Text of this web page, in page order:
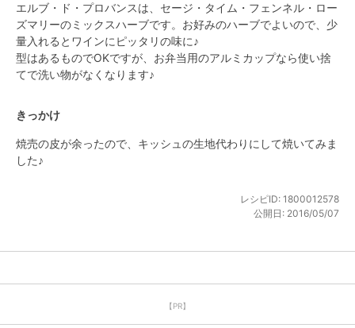
エルブ・ド・プロバンスは、セージ・タイム・フェンネル・ロー
ズマリーのミックスハーブです。お好みのハーブでよいので、少
量入れるとワインにピッタリの味に♪
型はあるものでOKですが、お弁当用のアルミカップなら使い捨
てで洗い物がなくなります♪
きっかけ
焼売の皮が余ったので、キッシュの生地代わりにして焼いてみま
した♪
レシピID: 1800012578
公開日: 2016/05/07
【PR】